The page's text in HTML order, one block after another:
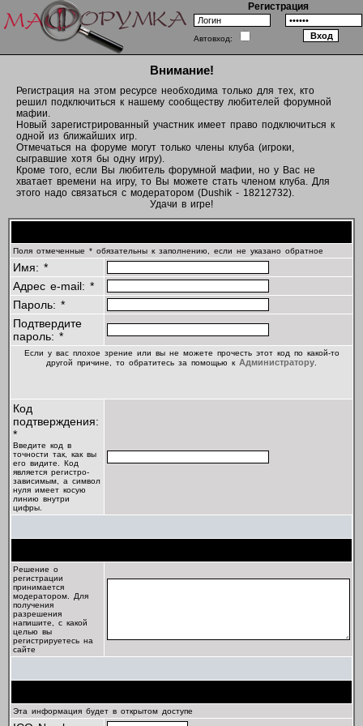
Регистрация
Автовход:
Внимание!
Регистрация на этом ресурсе необходима только для тех, кто
решил подключиться к нашему сообществу любителей форумной
мафии.
Новый зарегистрированный участник имеет право подключиться к
одной из ближайших игр.
Отмечаться на форуме могут только члены клуба (игроки,
сыгравшие хотя бы одну игру).
Кроме того, если Вы любитель форумной мафии, но у Вас не
хватает времени на игру, то Вы можете стать членом клуба. Для
этого надо связаться с модератором (Dushik - 18212732).
Удачи в игре!
Поля отмеченные * обязательны к заполнению, если не указано обратное
Имя: *
Адрес e-mail: *
Пароль: *
Подтвердите
пароль: *
Если у вас плохое зрение или вы не можете прочесть этот код по какой-то
другой причине, то обратитесь за помощью к Администратору
Код
подтверждения:
*
Введите код в
точности так, как вы
его видите. Код
является регистро-
зависимым, а символ
нуля имеет косую
линию внутри
цифры.
Решение о
регистрации
принимается
модератором. Для
получения
разрешения
напишите, с какой
целью вы
регистрируетесь на
сайте
Эта информация будет в открытом доступе